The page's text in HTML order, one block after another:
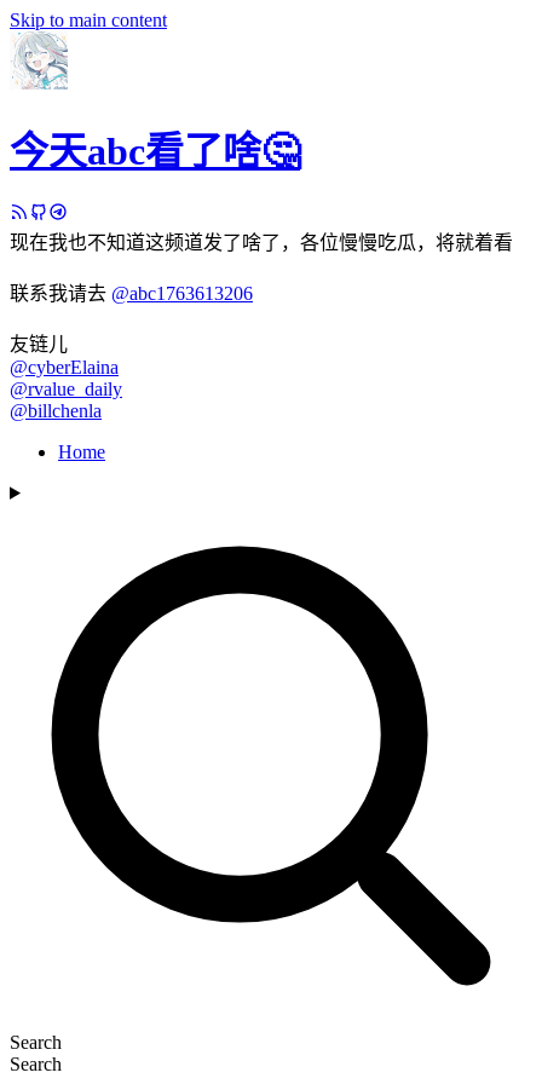
Skip to main content
今天abc看了啥🤔
现在我也不知道这频道发了啥了，各位慢慢吃瓜，将就着看
联系我请去 @abc1763613206
友链儿
@cyberElaina
@rvalue_daily
@billchenla
Home
Search
Search